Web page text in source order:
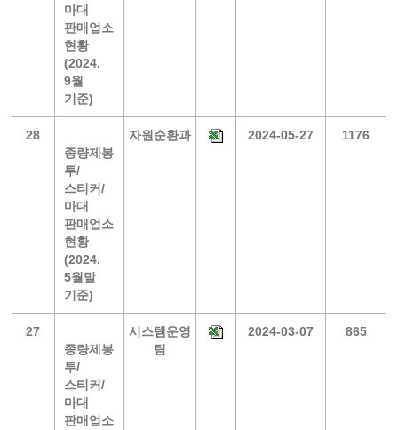
마대
판매업소
현황
(2024.
9월
기준)
28
종량제봉
투/
스티커/
마대
판매업소
현황
(2024.
5월말
기준)
자원순환과 2024-05-27 1176
27
종량제봉
투/
스티커/
마대
판매업소
시스템운영
팀
2024-03-07 865